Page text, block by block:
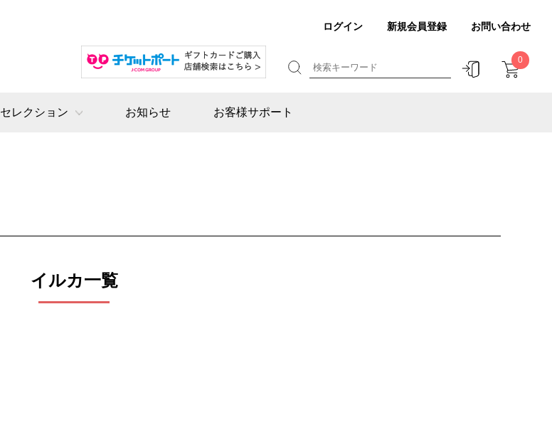
ログイン 新規会員登録 お問い合わせ
0
セレクション お知らせ お客様サポート
イルカ一覧